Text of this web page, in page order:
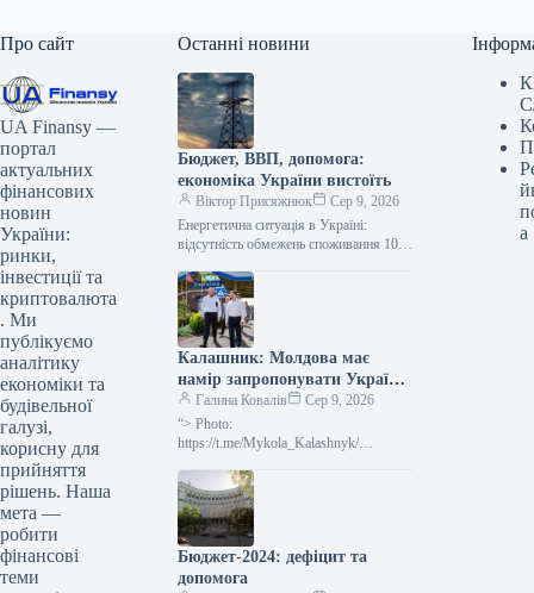
Про сайт
UA Finansy —
портал
актуальних
фінансових
новин
України:
ринки,
інвестиції та
криптовалюта
. Ми
публікуємо
аналітику
економіки та
будівельної
галузі,
корисну для
прийняття
рішень. Наша
мета —
робити
фінансові
теми
Останні новини
Бюджет, ВВП, допомога:
економіка України вистоїть
Віктор Присяжнюк
Сер 9, 2026
Енергетична ситуація в Україні:
відсутність обмежень споживання 10
Україні не передбачається жодних
обмежень у…
Калашник: Молдова має
намір запропонувати Україні
20 локомотивів
Галина Ковалів
Сер 9, 2026
“> Photo:
https://t.me/Mykola_Kalashnyk/
regarding the potential transfer of 20
locomotives to Ukraine. Additionally, the
parties are
Бюджет-2024: дефіцит та
допомога
а